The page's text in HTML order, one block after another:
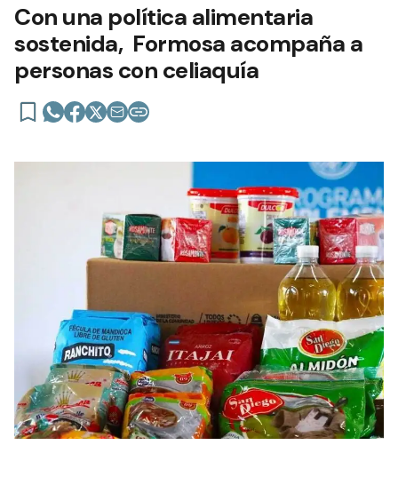
Con una política alimentaria
sostenida, Formosa acompaña a
personas con celiaquía